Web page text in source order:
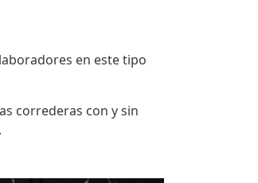
en este tipo
correderas con y sin